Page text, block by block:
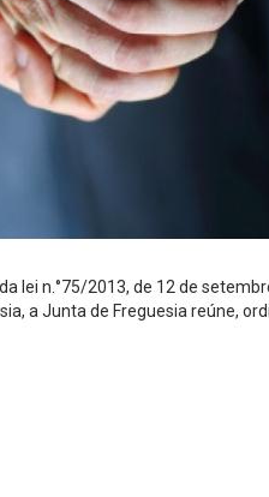
lei n.°75/2013, de 12 de
a Junta de Freguesia reúne,